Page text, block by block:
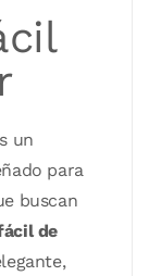
un
para
buscan
de